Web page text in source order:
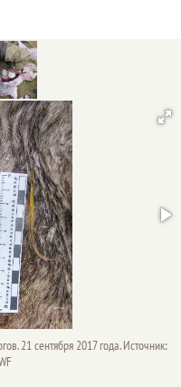
21 сентября 2017 года. Источник: